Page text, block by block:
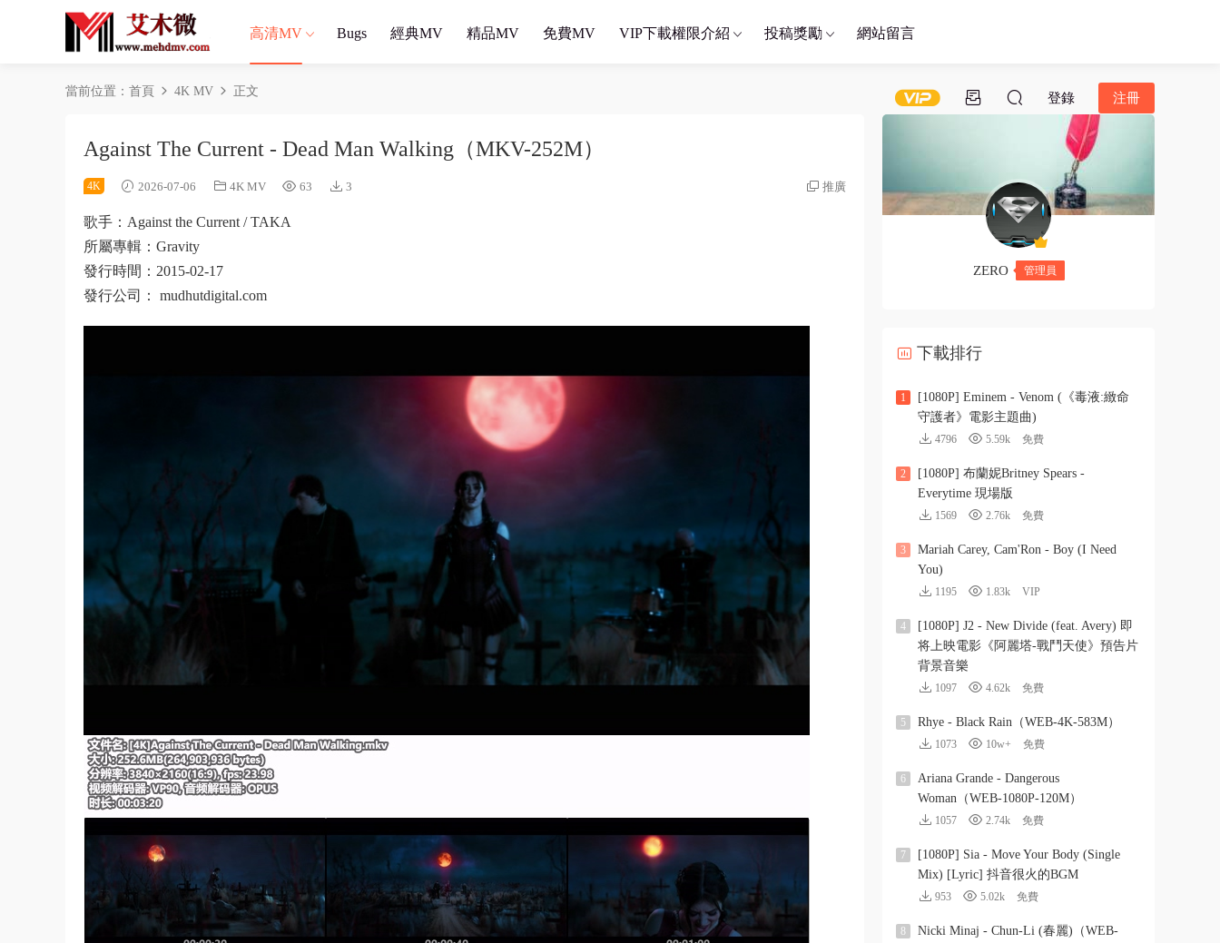
高清MV Bugs 經典MV 精品MV 免費MV VIP下載權限介紹 投稿獎勵 網站留言
登錄 注冊
當前位置： 首頁 4K MV 正文
Against The Current - Dead Man Walking（MKV-252M）
4K 2026-07-06 4K MV 63 3 推廣
歌手：Against the Current / TAKA
所屬專輯：Gravity
發行時間：2015-02-17
發行公司： mudhutdigital.com
ZERO 管理員
下載排行
1
[1080P] Eminem - Venom (《毒液:緻命
守護者》電影主題曲)
4796 5.59k 免費
2
[1080P] 布蘭妮Britney Spears -
Everytime 現場版
1569 2.76k 免費
3
Mariah Carey, Cam'Ron - Boy (I Need
You)
1195 1.83k VIP
4
[1080P] J2 - New Divide (feat. Avery) 即
将上映電影《阿麗塔-戰鬥天使》預告片
背景音樂
1097 4.62k 免費
5 Rhye - Black Rain（WEB-4K-583M）
1073 10w+ 免費
6
Ariana Grande - Dangerous
Woman（WEB-1080P-120M）
1057 2.74k 免費
7
[1080P] Sia - Move Your Body (Single
Mix) [Lyric] 抖音很火的BGM
953 5.02k 免費
8
Nicki Minaj - Chun-Li (春麗)（WEB-